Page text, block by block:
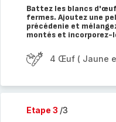
Battez les blancs
fermes. Ajoutez une
précédenie et
montés et incorporez-
4 Œuf ( Jaune
Etape 3 /3